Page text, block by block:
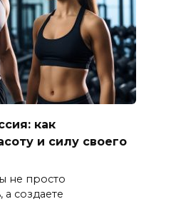
как
и силу своего
не просто
а создаете